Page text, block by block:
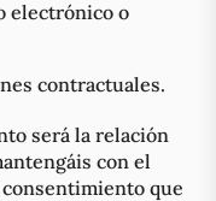
electrónico o
contractuales.
será la relación
con el
que